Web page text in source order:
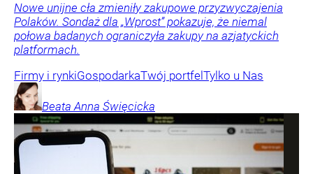
Nowe unijne cła zmieniły zakupowe przyzwyczajenia
Polaków. Sondaż dla „Wprost” pokazuje, że niemal
połowa badanych ograniczyła zakupy na azjatyckich
platformach.
Firmy i rynkiGospodarkaTwój portfel Tylko u Nas
Beata Anna Święcicka